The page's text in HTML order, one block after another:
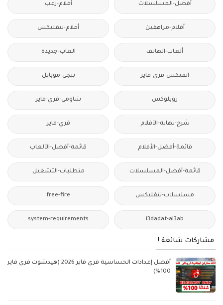
أفضل-المسلسلات أفلام-رعب
أفلام-مراهقين أفلام-نتفليكس
ألعاب-الهاتف العاب-جديدة
انفنكس-فري-فاير ببجي-موبايل
روبلوكس شاومي-فري-فاير
شرح-نهاية-الأفلام فري-فاير
قائمة-أفضل-الأفلام قائمة-أفضل-الألعاب
قائمة-أفضل-المسلسلات متطلبات-التشغيل
مسلسلات-نتفليكس free-fire
i3dadat-al3ab
system-requirements
مشاركات شائعة !
أفضل إعدادات الحساسية فري فاير 2026 (هيدشوت فري فاير
100%)